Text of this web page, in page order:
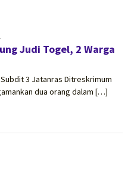
Judi Togel, 2 Warga
3 Jatanras Ditreskrimum
dua orang dalam […]